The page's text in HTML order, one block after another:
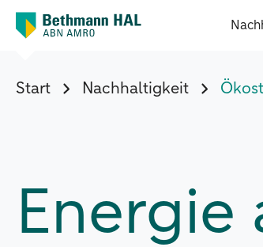
Start Nachhaltigkeit
Energie